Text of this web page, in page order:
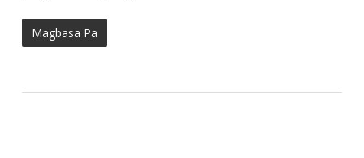
Magbasa Pa